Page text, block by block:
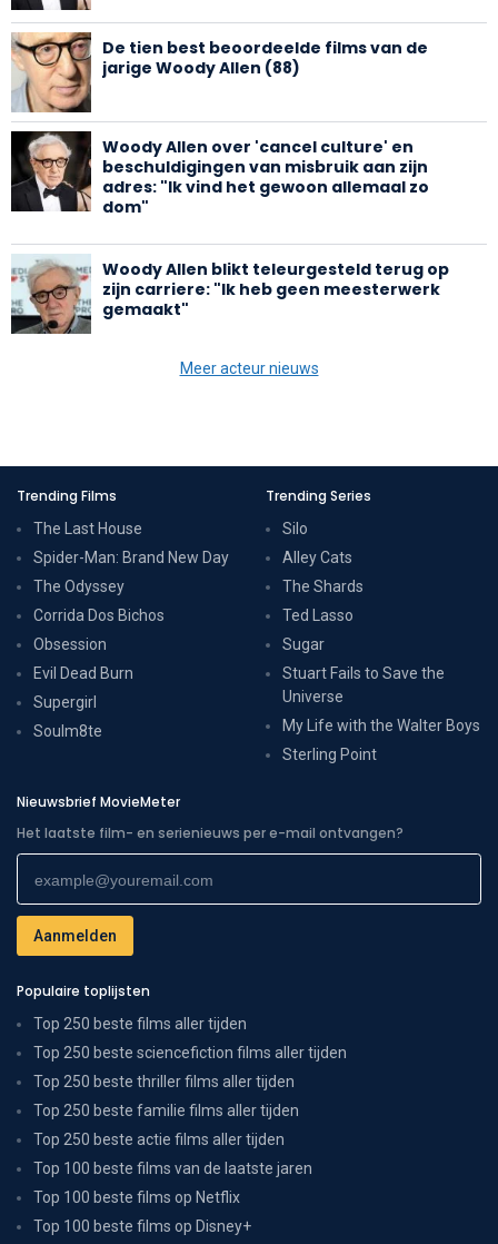
De tien best beoordeelde films van de
jarige Woody Allen (88)
Woody Allen over 'cancel culture' en
beschuldigingen van misbruik aan zijn
adres: "Ik vind het gewoon allemaal zo
dom"
Woody Allen blikt teleurgesteld terug op
zijn carriere: "Ik heb geen meesterwerk
gemaakt"
Meer acteur nieuws
Trending Films
The Last House
Spider-Man: Brand New Day
The Odyssey
Corrida Dos Bichos
Obsession
Evil Dead Burn
Supergirl
Soulm8te
Trending Series
Silo
Alley Cats
The Shards
Ted Lasso
Sugar
Stuart Fails to Save the
Universe
My Life with the Walter Boys
Sterling Point
Nieuwsbrief MovieMeter
Het laatste film- en serienieuws per e-mail ontvangen?
Populaire toplijsten
Top 250 beste films aller tijden
Top 250 beste sciencefiction films aller tijden
Top 250 beste thriller films aller tijden
Top 250 beste familie films aller tijden
Top 250 beste actie films aller tijden
Top 100 beste films van de laatste jaren
Top 100 beste films op Netflix
Top 100 beste films op Disney+